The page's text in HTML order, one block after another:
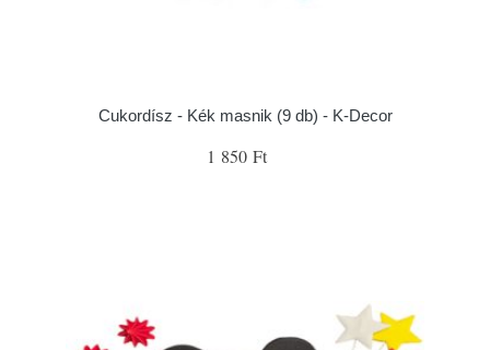
Cukordísz - Kék masnik (9 db) - K-Decor
1 850 Ft